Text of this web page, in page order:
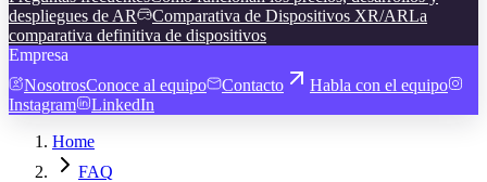
despliegues de AR
Comparativa de Dispositivos XR/ARLa
comparativa definitiva de dispositivos
Empresa
NosotrosConoce al equipo Contacto
Habla con el equipo
Instagram
LinkedIn
Home
FAQ